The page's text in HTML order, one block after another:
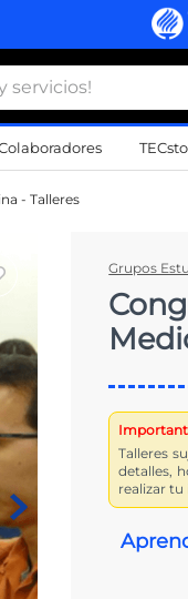
- Talleres
Grupos
Talleres
detalles,
realizar